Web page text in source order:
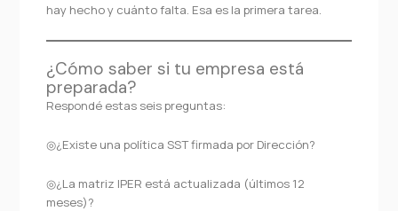
hay hecho y cuánto falta. Esa es la primera tarea.
¿Cómo saber si tu empresa está
preparada?
Respondé estas seis preguntas:
◎¿Existe una política SST firmada por Dirección?
◎¿La matriz IPER está actualizada (últimos 12
meses)?